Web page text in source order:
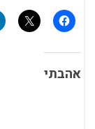
אהבתי